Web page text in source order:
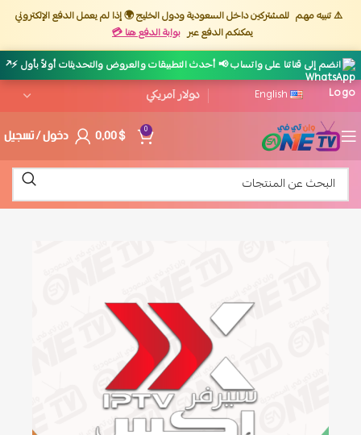
⚠️ تنبيه مهم للمشتركين داخل السعودية ودول الخليج 🌍 إذا لم يعمل الدفع الإلكتروني
يمكنكم الدفع عبر بوابة الدفع هنا 💳
انضم إلى قناتنا على واتساب 📢 أحدث التطبيقات والعروض والتحديثات أولاً بأول ⚡↗
English
0
0,00$ دخول / تسجيل